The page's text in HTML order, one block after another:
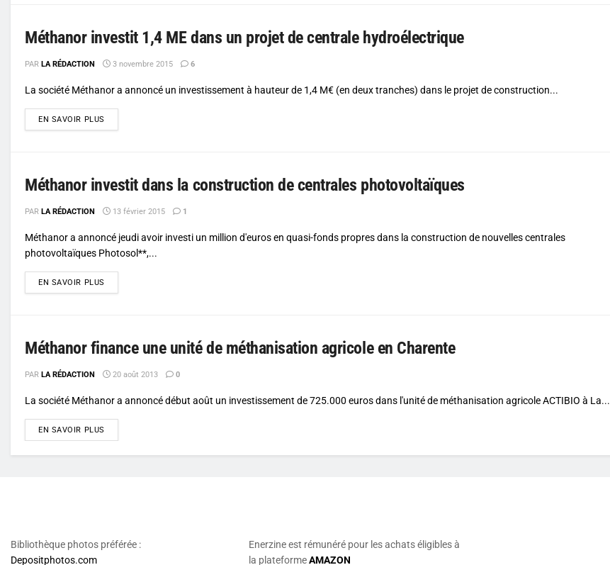
Méthanor investit 1,4 ME dans un projet de centrale hydroélectrique
PAR LA RÉDACTION 3 novembre 2015 6
La société Méthanor a annoncé un investissement à hauteur de 1,4 M€ (en deux tranches) dans le projet de construction...
EN SAVOIR PLUS
Méthanor investit dans la construction de centrales photovoltaïques
PAR LA RÉDACTION 13 février 2015 1
Méthanor a annoncé jeudi avoir investi un million d'euros en quasi-fonds propres dans la construction de nouvelles centrales
photovoltaïques Photosol**,...
EN SAVOIR PLUS
Méthanor finance une unité de méthanisation agricole en Charente
PAR LA RÉDACTION 20 août 2013 0
La société Méthanor a annoncé début août un investissement de 725.000 euros dans l'unité de méthanisation agricole ACTIBIO à La...
EN SAVOIR PLUS
Bibliothèque photos préférée :
Depositphotos.com
Enerzine est rémunéré pour les achats éligibles à
la plateformeAMAZON